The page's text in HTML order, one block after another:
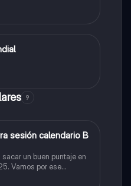
9
sesión calendario B
un buen puntaje en
Vamos por ese
en la universidad que